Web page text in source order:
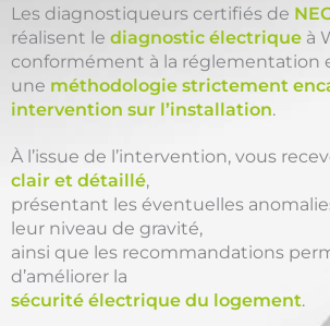
Les diagnostiqueurs certifiés de
réalisent le diagnostic électrique à
conformément à la réglementation
une méthodologie strictement
intervention sur l’installation.
À l’issue de l’intervention, vous
clair et détaillé,
présentant les éventuelles
leur niveau de gravité,
ainsi que les recommandations
d’améliorer la
sécurité électrique du logement.